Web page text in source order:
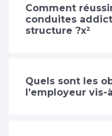
Comment
conduites
structure ?x²
Quels sont les
l’employeur vis-